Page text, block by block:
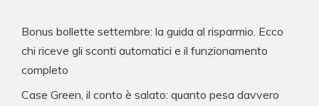
Bonus bollette settembre: la guida al risparmio. Ecco
chi riceve gli sconti automatici e il funzionamento
completo
Case Green, il conto è salato: quanto pesa davvero